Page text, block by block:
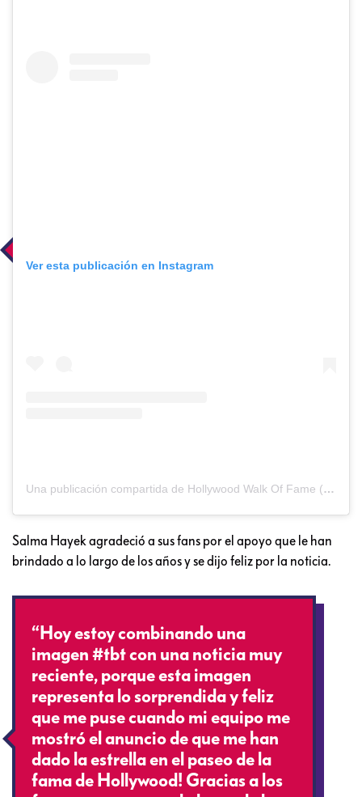
Ver esta publicación en Instagram
Una publicación compartida de Hollywood Walk Of Fame (@hwdwalkoffame)
Salma Hayek agradeció a sus fans por el apoyo que le han
brindado a lo largo de los años y se dijo feliz por la noticia.
“Hoy estoy combinando una
imagen #tbt con una noticia muy
reciente, porque esta imagen
representa lo sorprendida y feliz
que me puse cuando mi equipo me
mostró el anuncio de que me han
dado la estrella en el paseo de la
fama de Hollywood! Gracias a los